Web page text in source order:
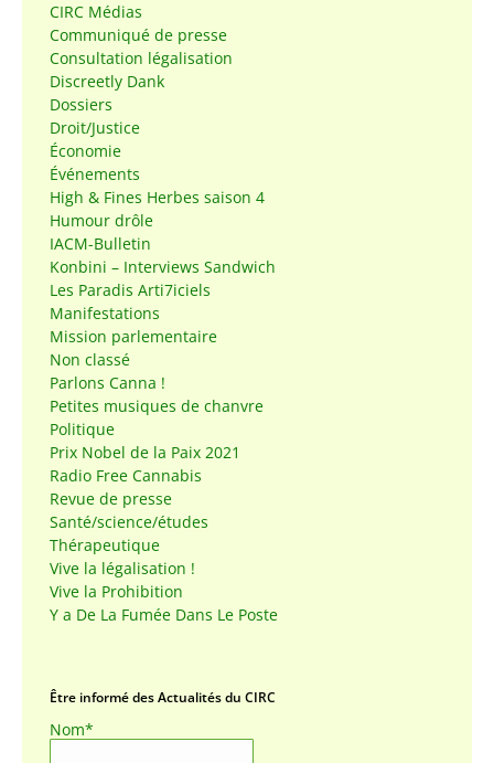
CIRC Médias
Communiqué de presse
Consultation légalisation
Discreetly Dank
Dossiers
Droit/Justice
Économie
Événements
High & Fines Herbes saison 4
Humour drôle
IACM-Bulletin
Konbini – Interviews Sandwich
Les Paradis Arti7iciels
Manifestations
Mission parlementaire
Non classé
Parlons Canna !
Petites musiques de chanvre
Politique
Prix Nobel de la Paix 2021
Radio Free Cannabis
Revue de presse
Santé/science/études
Thérapeutique
Vive la légalisation !
Vive la Prohibition
Y a De La Fumée Dans Le Poste
Être informé des Actualités du CIRC
Nom*